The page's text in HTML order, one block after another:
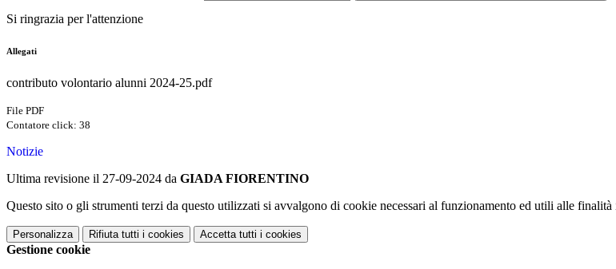
Si ringrazia per l'attenzione
Allegati
contributo volontario alunni 2024-25.pdf
File PDF
Contatore click: 38
Notizie
Ultima revisione il 27-09-2024 da GIADA FIORENTINO
Questo sito o gli strumenti terzi da questo utilizzati si avvalgono di cookie necessari al funzionamento ed utili alle finalità
Personalizza Rifiuta tutti i cookies Accetta tutti i cookies
Gestione cookie